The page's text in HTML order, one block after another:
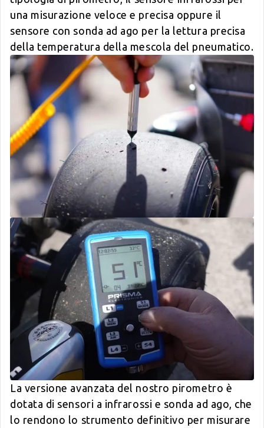
una misurazione veloce e precisa oppure il
sensore con sonda ad ago per la lettura precisa
della temperatura della mescola del pneumatico.
La versione avanzata del nostro pirometro è
dotata di sensori a infrarossi e sonda ad ago, che
lo rendono lo strumento definitivo per misurare